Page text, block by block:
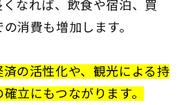
なれば、飲食や宿泊、買
消費も増加します。
済の活性化や、観光による持
立にもつながります。